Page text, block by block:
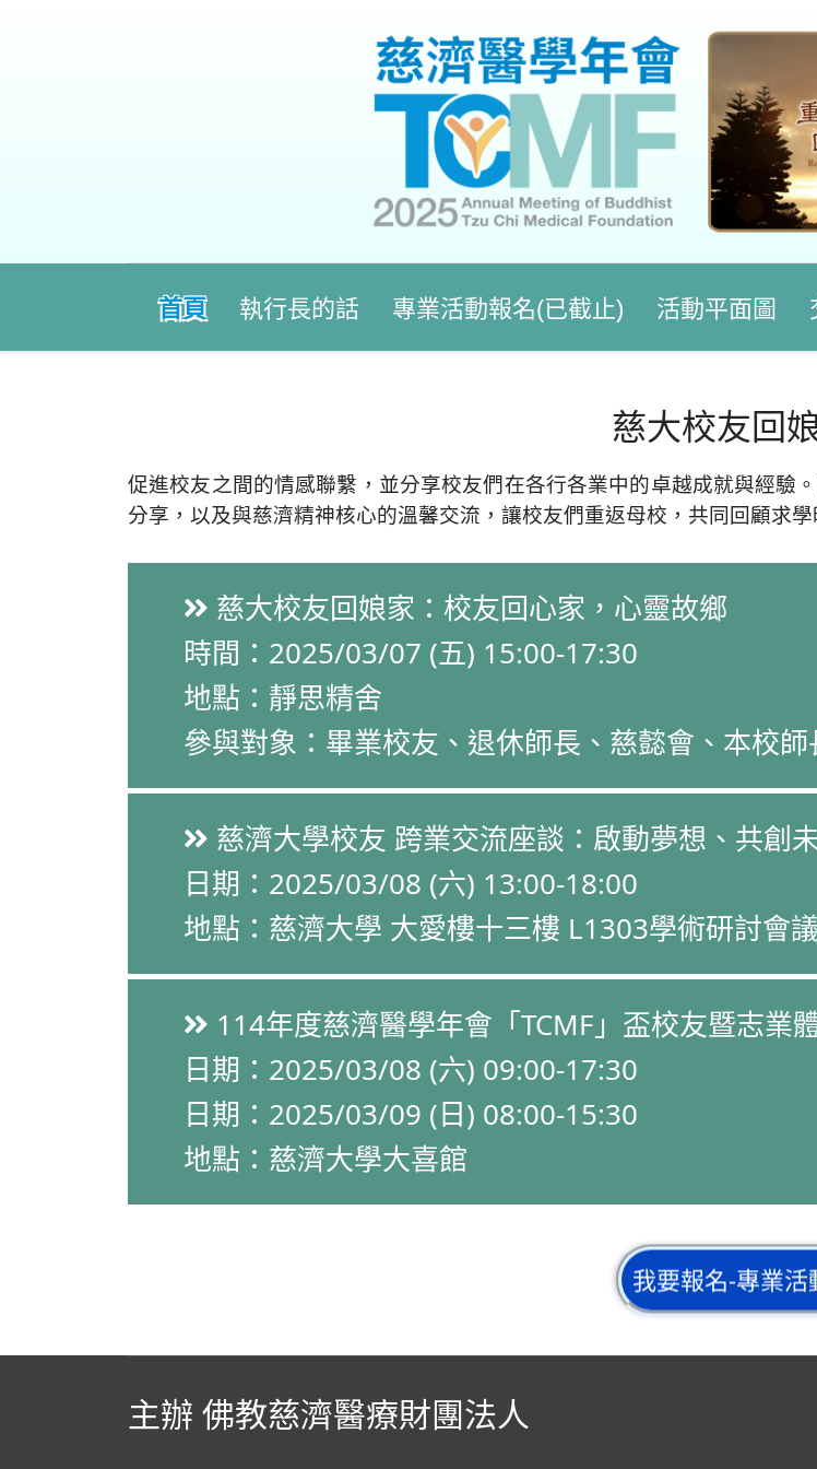
首頁 執行長的話 專業活動報名(已截止) 活動平面圖
慈大校友回
促進校友之間的情感聯繫，並分享校友們在各行各業中的卓越成就與經驗
分享，以及與慈濟精神核心的溫馨交流，讓校友們重返母校，共同回顧求學
慈大校友回娘家：校友回心家，心靈故鄉
時間：2025/03/07 (五) 15:00-17:30
地點：靜思精舍
參與對象：畢業校友、退休師長、慈懿會、本校師
慈濟大學校友 跨業交流座談：啟動夢想、共創
日期：2025/03/08 (六) 13:00-18:00
地點：慈濟大學 大愛樓十三樓 L1303學術研討會
114年度慈濟醫學年會「TCMF」盃校友暨志業
日期：2025/03/08 (六) 09:00-17:30
日期：2025/03/09 (日) 08:00-15:30
地點：慈濟大學大喜館
我要報名-專業
主辦 佛教慈濟醫療財團法人